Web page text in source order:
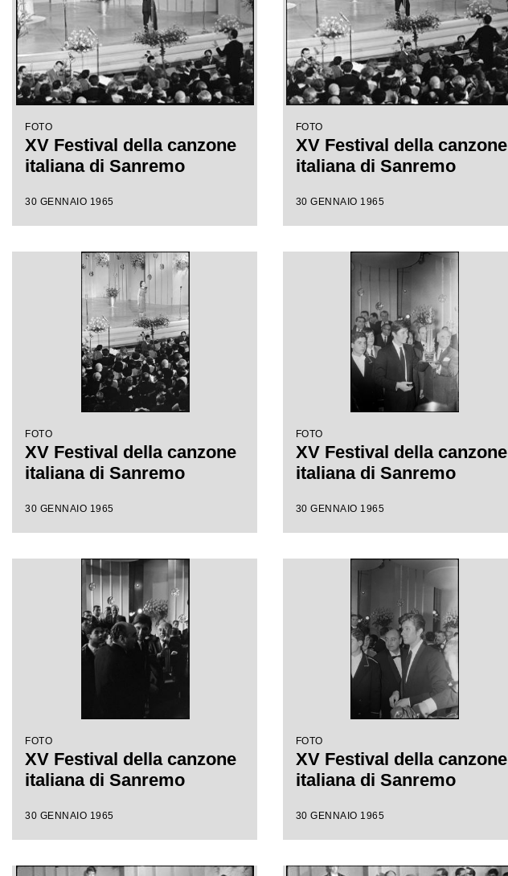
FOTO
XV Festival della canzone
italiana di Sanremo
30 GENNAIO 1965
FOTO
XV Festival della canzone
italiana di Sanremo
30 GENNAIO 1965
FOTO
XV Festival della canzone
italiana di Sanremo
30 GENNAIO 1965
FOTO
XV Festival della canzone
italiana di Sanremo
30 GENNAIO 1965
FOTO
XV Festival della canzone
italiana di Sanremo
30 GENNAIO 1965
FOTO
XV Festival della canzone
italiana di Sanremo
30 GENNAIO 1965